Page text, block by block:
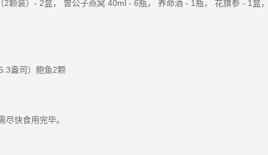
颗装）- 2盒， 曾公子燕窝 40ml - 6瓶， 养命酒 - 1瓶， 花旗参 - 1盒
盎司）鲍鱼2颗
快食用完毕。